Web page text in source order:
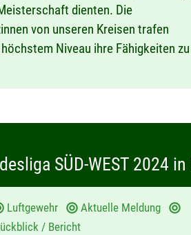
dienten. Die
von unseren Kreisen trafen
Niveau ihre Fähigkeiten zu
SÜD-WEST 2024
Luftgewehr
Aktuelle Meldung
/ Bericht